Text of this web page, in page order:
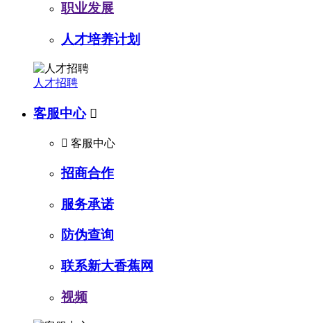
职业发展
人才培养计划
人才招聘
客服中心 
 客服中心
招商合作
服务承诺
防伪查询
联系新大香蕉网
视频